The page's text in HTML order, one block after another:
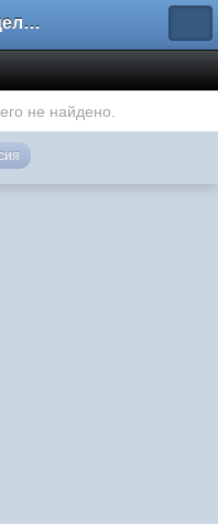
Форум владельцев интернет-магазинов
не найдено.